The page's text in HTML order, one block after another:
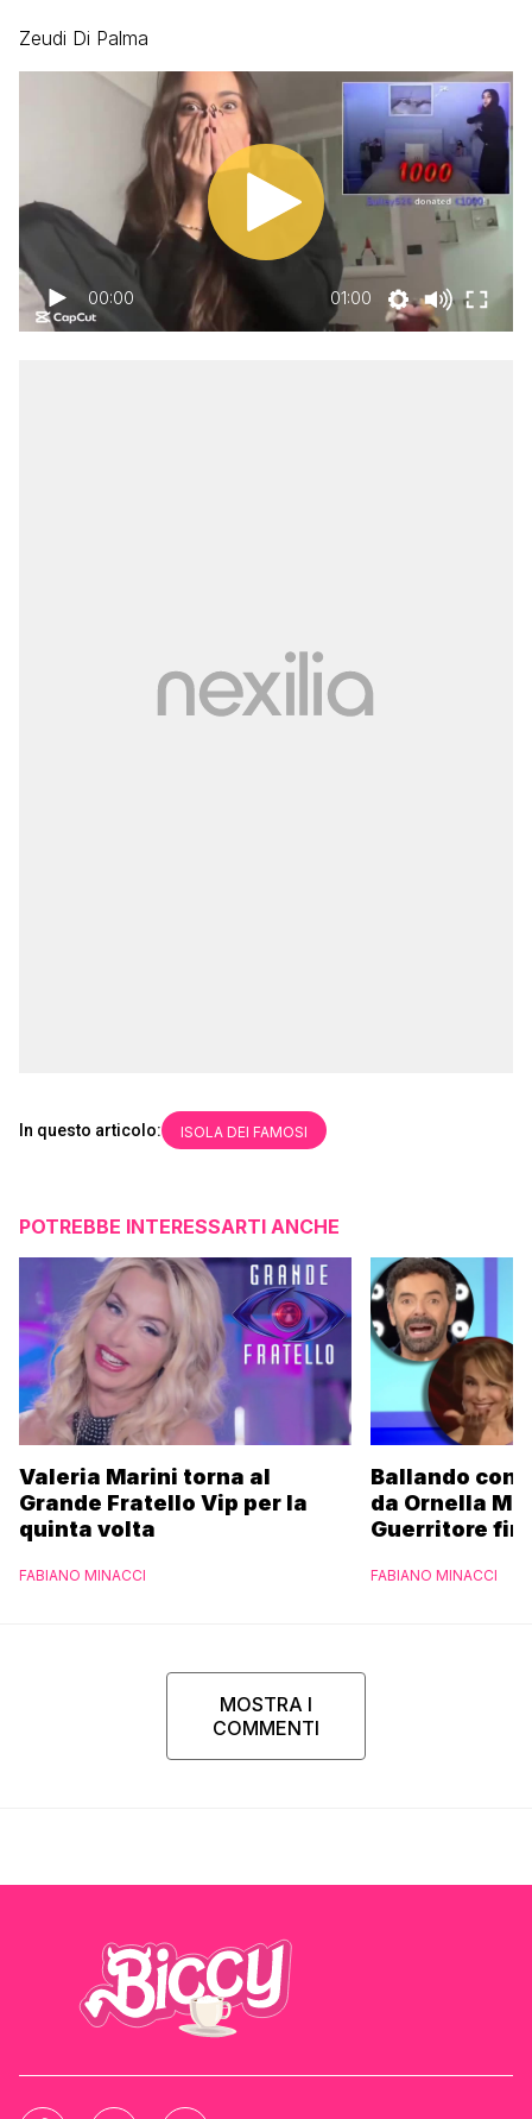
Zeudi Di Palma
00:00 01:00
In questo articolo: ISOLA DEI FAMOSI
POTREBBE INTERESSARTI ANCHE
Valeria Marini torna al
Grande Fratello Vip per la
quinta volta
FABIANO MINACCI
Ballando con
da Ornella
Guerritore
l’esclusiva di
FABIANO MINACCI
MOSTRA I
COMMENTI